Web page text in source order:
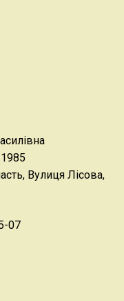
Вулиця Лісова,
07